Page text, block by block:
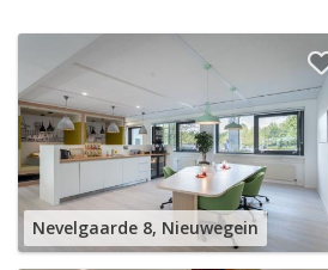
Nevelgaarde 8, Nieuwegein